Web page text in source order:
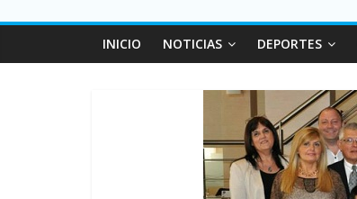
INICIO NOTICIAS DEPORTES